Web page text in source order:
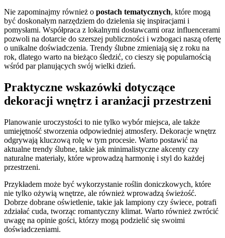
Nie zapominajmy również o postach tematycznych, które mogą
być doskonałym narzędziem do dzielenia się inspiracjami i
pomysłami. Współpraca z lokalnymi dostawcami oraz influencerami
pozwoli na dotarcie do szerszej publiczności i wzbogaci naszą ofertę
o unikalne doświadczenia. Trendy ślubne zmieniają się z roku na
rok, dlatego warto na bieżąco śledzić, co cieszy się popularnością
wśród par planujących swój wielki dzień.
Praktyczne wskazówki dotyczące
dekoracji wnętrz i aranżacji przestrzeni
Planowanie uroczystości to nie tylko wybór miejsca, ale także
umiejętność stworzenia odpowiedniej atmosfery. Dekoracje wnętrz
odgrywają kluczową rolę w tym procesie. Warto postawić na
aktualne trendy ślubne, takie jak minimalistyczne akcenty czy
naturalne materiały, które wprowadzą harmonię i styl do każdej
przestrzeni.
Przykładem może być wykorzystanie roślin doniczkowych, które
nie tylko ożywią wnętrze, ale również wprowadzą świeżość.
Dobrze dobrane oświetlenie, takie jak lampiony czy świece, potrafi
zdziałać cuda, tworząc romantyczny klimat. Warto również zwrócić
uwagę na opinie gości, którzy mogą podzielić się swoimi
doświadczeniami.